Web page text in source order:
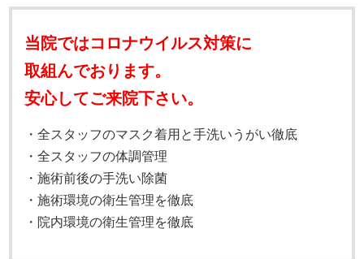
当院ではコロナウイルス対策に
取組んでおります。
安心してご来院下さい。
・全スタッフのマスク着用と手洗いうがい徹底
・全スタッフの体調管理
・施術前後の手洗い除菌
・施術環境の衛生管理を徹底
・院内環境の衛生管理を徹底